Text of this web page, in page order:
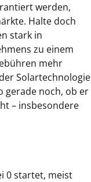
werden,
Halte doch
stark in
zu einem
mehr
Solartechnologie
gerade noch, ob er
– insbesondere
0 startet, meist